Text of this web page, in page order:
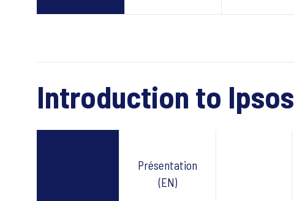
Introduction to Ipsos
Présentation
(EN)